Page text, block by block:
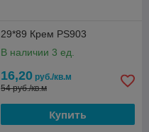
29*89 Крем PS903
В наличии 3 ед.
16,20 руб./кв.м
54 руб./кв.м
Купить